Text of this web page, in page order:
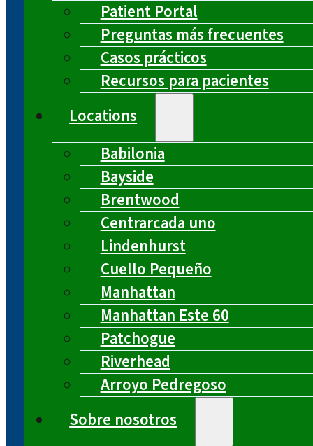
Patient Portal
Preguntas más frecuentes
Casos prácticos
Recursos para pacientes
Locations
Babilonia
Bayside
Brentwood
Centrarcada uno
Lindenhurst
Cuello Pequeño
Manhattan
Manhattan Este 60
Patchogue
Riverhead
Arroyo Pedregoso
Sobre nosotros